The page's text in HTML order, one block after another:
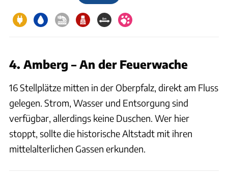
4. Amberg – An der Feuerwache
16 Stellplätze mitten in der Oberpfalz, direkt am Fluss
gelegen. Strom, Wasser und Entsorgung sind
verfügbar, allerdings keine Duschen. Wer hier
stoppt, sollte die historische Altstadt mit ihren
mittelalterlichen Gassen erkunden.